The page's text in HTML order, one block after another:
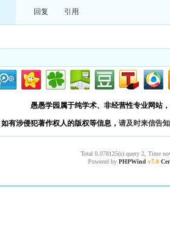
回复 引用
愚愚学园属于纯学术、非经营性专业网站
如有涉侵犯著作权人的版权等信息， 请及时来信告知
Total 0.078125(s) query 2, Time
Powered by PHPWind v7.0